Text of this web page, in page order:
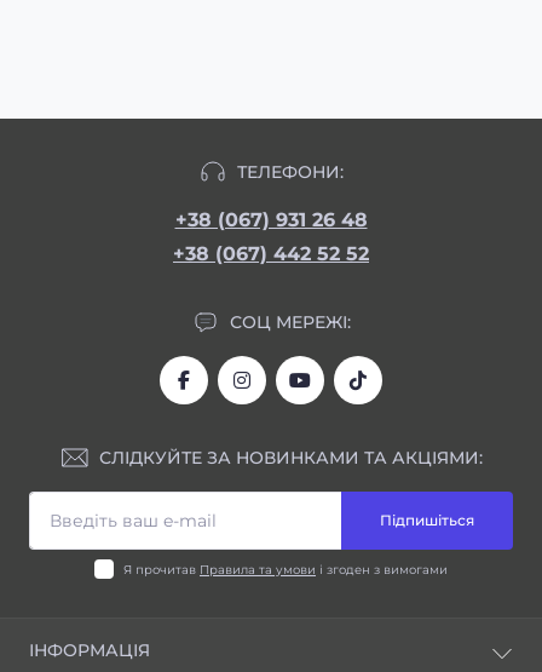
ТЕЛЕФОНИ:
+38 (067) 931 26 48
+38 (067) 442 52 52
СОЦ МЕРЕЖІ:
СЛІДКУЙТЕ ЗА НОВИНКАМИ ТА АКЦІЯМИ:
Підпишіться
Я прочитав Правила та умови і згоден з вимогами
ІНФОРМАЦІЯ